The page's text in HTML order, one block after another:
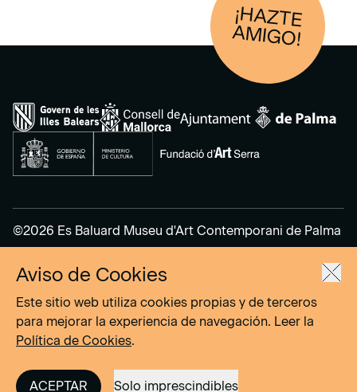
¡HAZTE
AM
IGO!
©2026 Es Baluard Museu d'Art Contemporani de Palma
Aviso Legal
Política de Privacidad
Política de cookies
Site byDOMO–A
Aviso de Cookies
Este sitio web utiliza cookies propias y de terceros
para mejorar la experiencia de navegación. Leer la
Política de Cookies.
ACEPTAR Solo imprescindibles